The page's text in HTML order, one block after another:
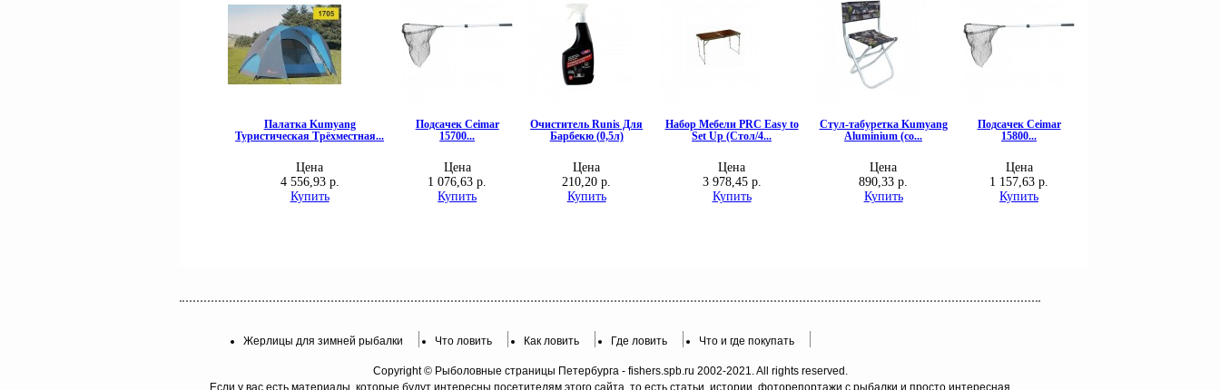
Жерлицы для зимней рыбалки Что ловить Как ловить Где ловить Что и где покупать
Copyright © Рыболовные страницы Петербурга - fishers.spb.ru 2002-2021. All rights reserved.
Если у вас есть материалы, которые будут интересны посетителям этого сайта, то есть статьи, истории, фоторепортажи с рыбалки и просто интересная